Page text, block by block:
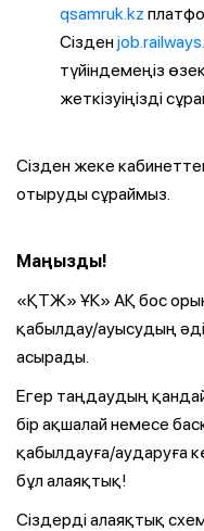
qsamruk.kz
Сізден
түйіндемеңіз
жеткізуіңізді
Сізден жеке
отыруды сұраймыз.
Маңызды!
«ҚТЖ» ҰК» АҚ бос
қабылдау/ауысудың
асырады.
Егер таңдаудың
бір ақшалай немесе
қабылдауға/аударуға
бұл алаяқтық!
Сіздерді алаяқтық